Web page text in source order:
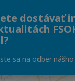
(PDF • 1 MB)
dostávať
sa na odber